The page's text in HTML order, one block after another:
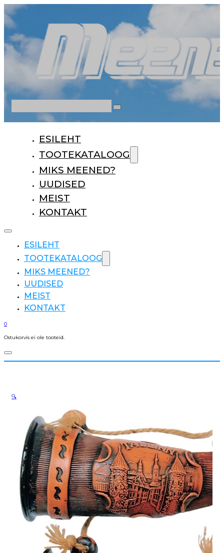
ESILEHT
TOOTEKATALOOG
MIKS MEENED?
UUDISED
MEIST
KONTAKT
ESILEHT
TOOTEKATALOOG
MIKS MEENED?
UUDISED
MEIST
KONTAKT
0
Ostukorvis ei ole tooteid.
🔍